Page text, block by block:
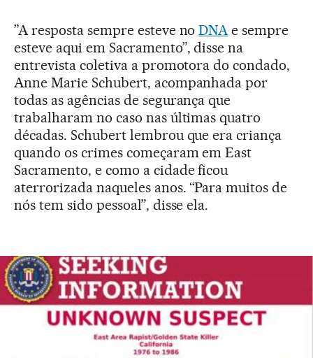
”A resposta sempre esteve noDNAe sempre
esteve aqui em Sacramento”, disse na
entrevista coletiva a promotora do condado,
Anne Marie Schubert, acompanhada por
todas as agências de segurança que
trabalharam no caso nas últimas quatro
décadas. Schubert lembrou que era criança
quando os crimes começaram em East
Sacramento, e como a cidade ficou
aterrorizada naqueles anos. “Para muitos de
nós tem sido pessoal”, disse ela.